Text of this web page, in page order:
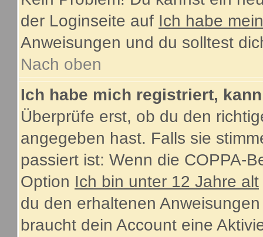
der Loginseite auf Ich habe
Anweisungen und du solltest
Nach oben
Ich habe mich registriert,
Überprüfe erst, ob du den
angegeben hast. Falls sie
passiert ist: Wenn die COPPA-
Option Ich bin unter 12 Jahre alt
du den erhaltenen
braucht dein Account eine